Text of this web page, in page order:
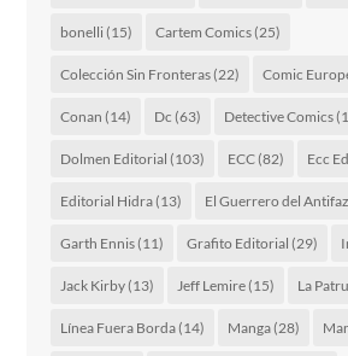
bonelli(15) Cartem Comics(25)
Colección Sin Fronteras(22) Comic
Conan (14) Dc (63) Detective Comics
Dolmen Editorial (103) ECC(82) Ecc
Editorial Hidra(13) El Guerrero del Antifaz
Garth Ennis(11) Grafito Editorial (29)
Jack Kirby(13) Jeff Lemire(15) La
Línea Fuera Borda(14) Manga(28)